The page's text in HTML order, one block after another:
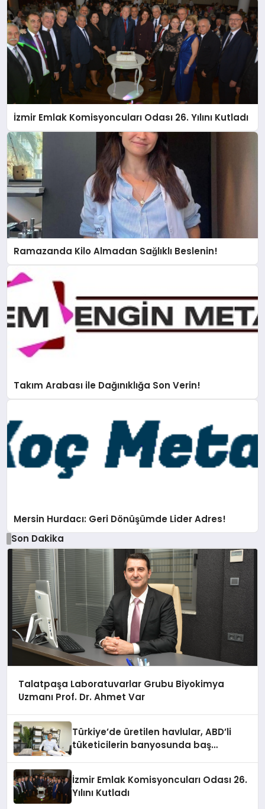
İzmir Emlak Komisyoncuları Odası 26. Yılını Kutladı
Ramazanda Kilo Almadan Sağlıklı Beslenin!
Takım Arabası ile Dağınıklığa Son Verin!
Mersin Hurdacı: Geri Dönüşümde Lider Adres!
Son Dakika
Talatpaşa Laboratuvarlar Grubu Biyokimya
Uzmanı Prof. Dr. Ahmet Var
Türkiye’de üretilen havlular, ABD’li
tüketicilerin banyosunda baş
İzmir Emlak Komisyoncuları Odası 26.
Yılını Kutladı